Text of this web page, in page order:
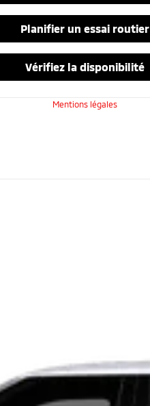
Planifier un essai routier
Vérifiez la disponibilité
Mentions légales